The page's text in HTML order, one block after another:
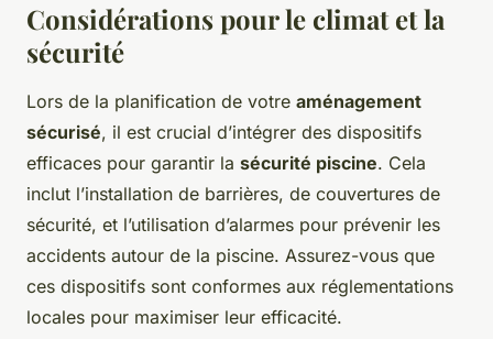
Considérations pour le climat et la
sécurité
Lors de la planification de votre aménagement
sécurisé, il est crucial d’intégrer des dispositifs
efficaces pour garantir la sécurité piscine. Cela
inclut l’installation de barrières, de couvertures de
sécurité, et l’utilisation d’alarmes pour prévenir les
accidents autour de la piscine. Assurez-vous que
ces dispositifs sont conformes aux réglementations
locales pour maximiser leur efficacité.